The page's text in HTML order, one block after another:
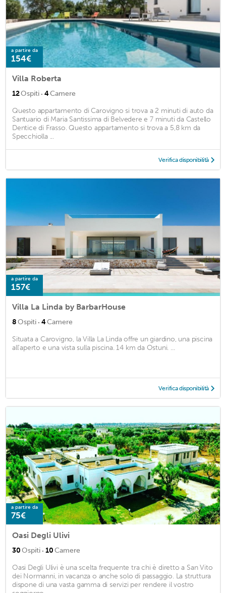
a partire da
154€
Villa Roberta
12Ospiti · 4Camere
Questo appartamento di Carovigno si trova a 2 minuti di auto da
Santuario di Maria Santissima di Belvedere e 7 minuti da Castello
Dentice di Frasso. Questo appartamento si trova a 5,8 km da
Specchiolla ...
Verifica disponibilità
a partire da
157€
Villa La Linda by BarbarHouse
8Ospiti · 4Camere
Situata a Carovigno, la Villa La Linda offre un giardino, una piscina
all'aperto e una vista sulla piscina. 14 km da Ostuni. ...
Verifica disponibilità
a partire da
75€
Oasi Degli Ulivi
30Ospiti · 10Camere
Oasi Degli Ulivi è una scelta frequente tra chi è diretto a San Vito
dei Normanni, in vacanza o anche solo di passaggio. La struttura
dispone di una vasta gamma di servizi per rendere il vostro